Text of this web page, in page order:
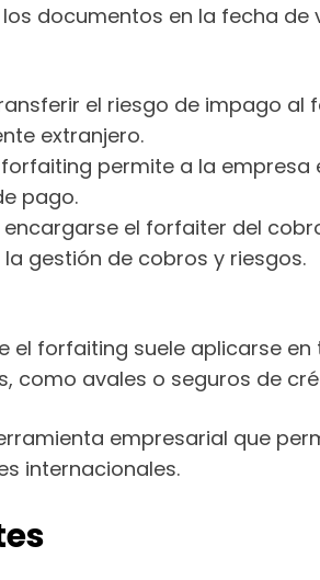
documentos en la fecha
el riesgo de impago
extranjero.
permite a la
pago.
el forfaiter del
gestión de cobros y riesgos.
el forfaiting suele aplicarse
como avales o seguros de
empresarial que
internacionales.